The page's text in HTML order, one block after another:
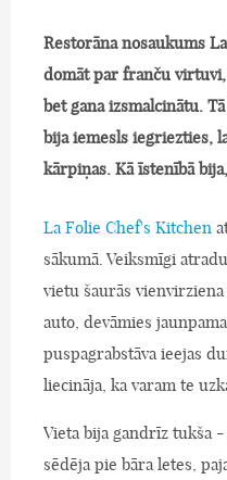
Restorāna nosaukums
domāt par franču
bet gana izsmalcinātu.
bija iemesls iegriezties,
kārpiņas. Kā īstenībā
La Folie Chef's Kitchen
sākumā. Veiksmīgi
vietu šaurās
auto, devāmies
puspagrabstāva ieejas
liecināja, ka varam te
Vieta bija gandrīz tukša
sēdēja pie bāra letes,